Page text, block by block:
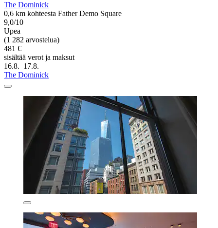
The Dominick
0,6 km kohteesta Father Demo Square
9,0/10
Upea
(1 282 arvostelua)
481 €
sisältää verot ja maksut
16.8.–17.8.
The Dominick